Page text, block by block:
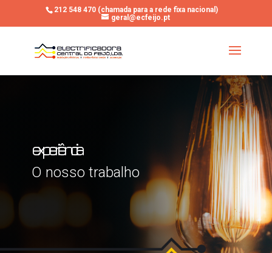
212 548 470 (chamada para a rede fixa nacional)
geral@ecfeijo.pt
experiência
O nosso trabalho